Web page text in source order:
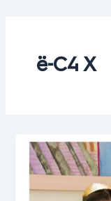
ë-C4 X